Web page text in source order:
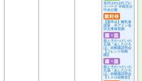
金沢はれはれプレ
イパーク ＠能見台
中央公園
【要申込】離乳食
講座 ＠アイン金
沢文庫保育園
親と子のつどいの
広場『あしたひろ
ば』幼稚園説明会
【フレンド幼稚
園】
親と子のつどいの
広場『あしたひろ
ば』幼稚園説明会
【トトロ幼稚舎】